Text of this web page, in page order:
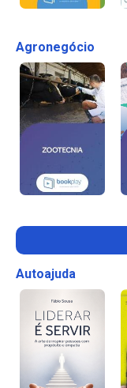
Agronegócio
Autoajuda